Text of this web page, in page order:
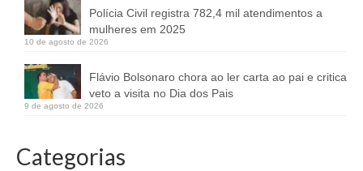
Polícia Civil registra 782,4 mil atendimentos a
mulheres em 2025
10 de agosto de 2026
Flávio Bolsonaro chora ao ler carta ao pai e critica
veto a visita no Dia dos Pais
9 de agosto de 2026
Categorias